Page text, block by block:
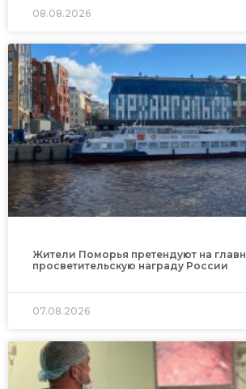
08.08.2026
Жители Поморья претендуют на
просветительскую награду России
07.08.2026